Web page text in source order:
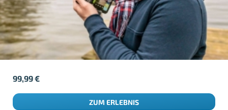
99,99€
ZUM ERLEBNIS